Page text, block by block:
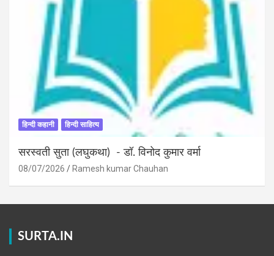
हिन्दी कहानी हिन्दी साहित्य
सरस्वती सुता (लघुकथा) ​- डॉ. विनोद कुमार वर्मा
08/07/2026 Ramesh kumar Chauhan
SURTA.IN